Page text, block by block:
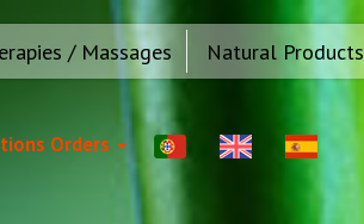
/ Massages Natural Products
Orders